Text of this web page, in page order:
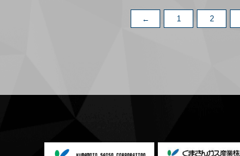
← 1 2